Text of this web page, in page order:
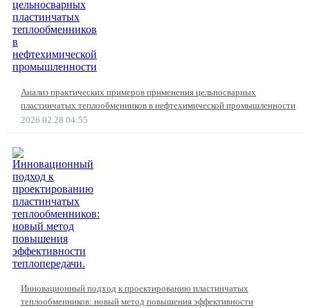
Анализ практических примеров применения цельносварных
пластинчатых теплообменников в нефтехимической промышленности
2026.02.28 04:55
Инновационный подход к проектированию пластинчатых
теплообменников: новый метод повышения эффективности